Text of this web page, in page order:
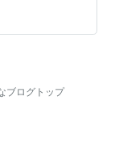
って行くで
に几帳面心に
い。そこで
のだ。 そん
ブログトップ